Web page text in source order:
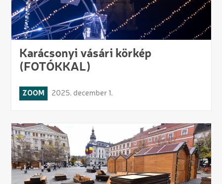
Karácsonyi vásári körkép
(FOTÓKKAL)
ZOOM 2025. december 1.